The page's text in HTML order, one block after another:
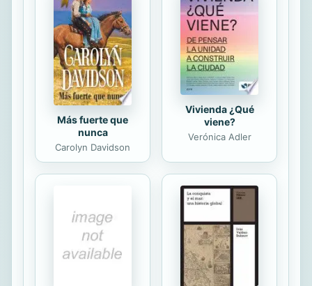
Rousseau a Mariano Moreno o Pierre
Leroux a Esteban Echeverría? ¿Qué
recepción podía esperarse de las
más modernas teorías de la...
Más fuerte que
nunca
Carolyn Davidson
Vivienda ¿Qué
viene?
Verónica Adler